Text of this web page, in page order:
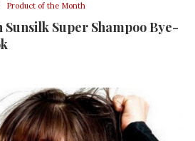
Product of the Month
Super Shampoo Bye-